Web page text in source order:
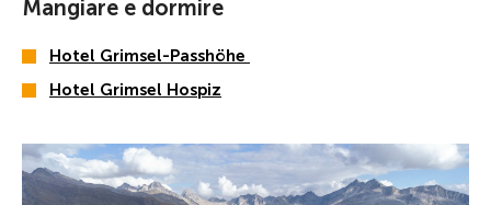
Mangiare e dormire
Hotel Grimsel-Passhöhe
Hotel Grimsel Hospiz